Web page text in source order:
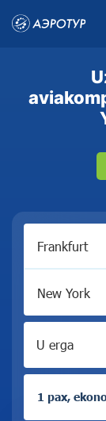
U erga
1 pax,